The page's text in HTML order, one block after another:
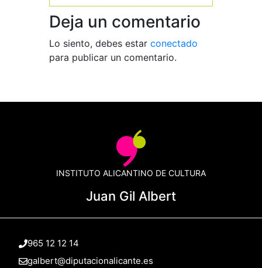
Deja un comentario
Lo siento, debes estar conectado
para publicar un comentario.
INSTITUTO ALICANTINO DE CULTURA
Juan Gil Albert
965 12 12 14
galbert@diputacionalicante.es